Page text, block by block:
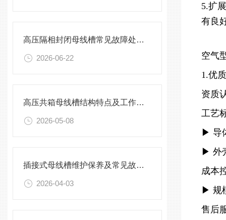
高压隔相封闭母线槽常见故障处理方案
2026-06-22
高压共箱母线槽结构特点及工作原理
2026-05-08
插接式母线槽维护保养及常见故障处理指南
2026-04-03
5.扩
有良
空气
1.优
资质
工艺
▶ 导
▶ 外
成本
▶ 规
售后